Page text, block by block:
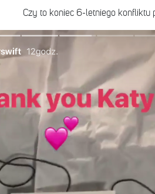
Czy to koniec 6-letniego konfliktu